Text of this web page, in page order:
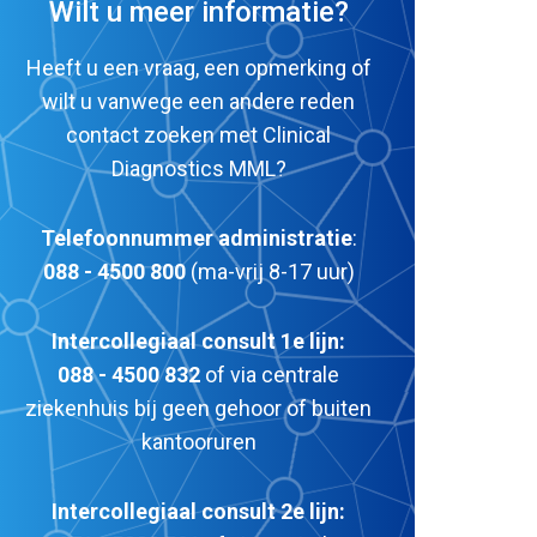
Wilt u meer informatie?
Heeft u een vraag, een opmerking of
wilt u vanwege een andere reden
contact zoeken met Clinical
Diagnostics MML?
Telefoonnummer administratie:
088 - 4500 800(ma-vrij 8-17 uur)
Intercollegiaal consult 1e lijn:
088 - 4500 832 of via centrale
ziekenhuis bij geen gehoor of buiten
kantooruren
Intercollegiaal consult 2e lijn: